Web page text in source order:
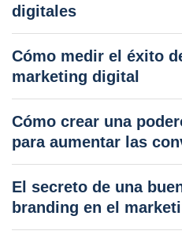
digitales
Cómo medir el éxito
marketing digital
Cómo crear una
para aumentar las
El secreto de una
branding en el